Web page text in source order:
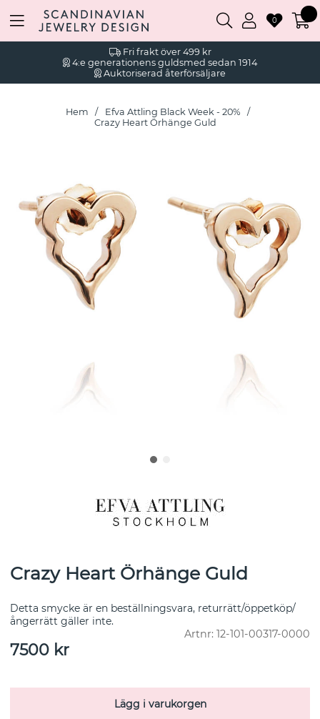
Fri frakt över 499 kr
4:e generationens guldsmed sedan 1914
Auktoriserad återförsäljare
0
Hem
Efva Attling Black Week - 20%
Crazy Heart Örhänge Guld
Crazy Heart Örhänge Guld
Detta smycke är en beställningsvara, returrätt/öppetköp/
ångerrätt gäller inte.
Artnr: 12-101-00317-0000
7500 kr
Lägg i varukorgen